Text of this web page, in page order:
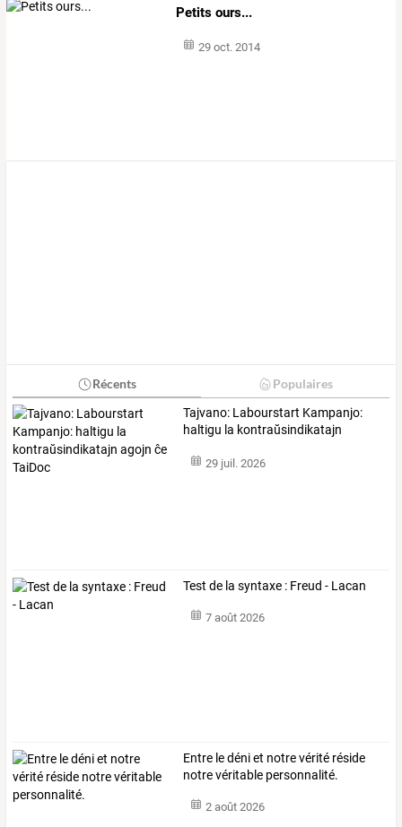
Petits ours...
29 oct. 2014
Récents Populaires
Tajvano: Labourstart Kampanjo:
haltigu la kontraŭsindikatajn
29 juil. 2026
Test de la syntaxe : Freud - Lacan
7 août 2026
Entre le déni et notre vérité réside
notre véritable personnalité.
2 août 2026